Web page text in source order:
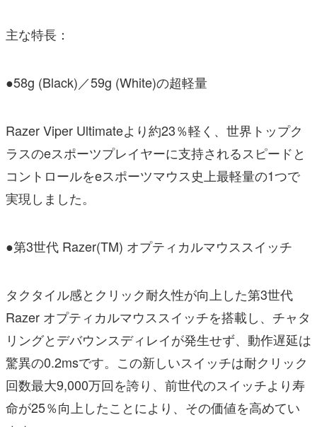
主な特長：
●58g (Black)／59g (White)の超軽量
Razer Viper Ultimateより約23％軽く、世界トップク
ラスのeスポーツプレイヤーに支持されるスピードと
コントロールをeスポーツマウス史上最軽量の1つで
実現しました。
●第3世代 Razer(TM) オプティカルマウススイッチ
タクタイル感とクリック耐久性が向上した第3世代
Razer オプティカルマウススイッチを搭載し、チャタ
リングとデバウンスディレイが発生せず、動作遅延は
驚異の0.2msです。この新しいスイッチは耐クリック
回数最大9,000万回を誇り、前世代のスイッチより寿
命が25％向上したことにより、その価値を高めてい